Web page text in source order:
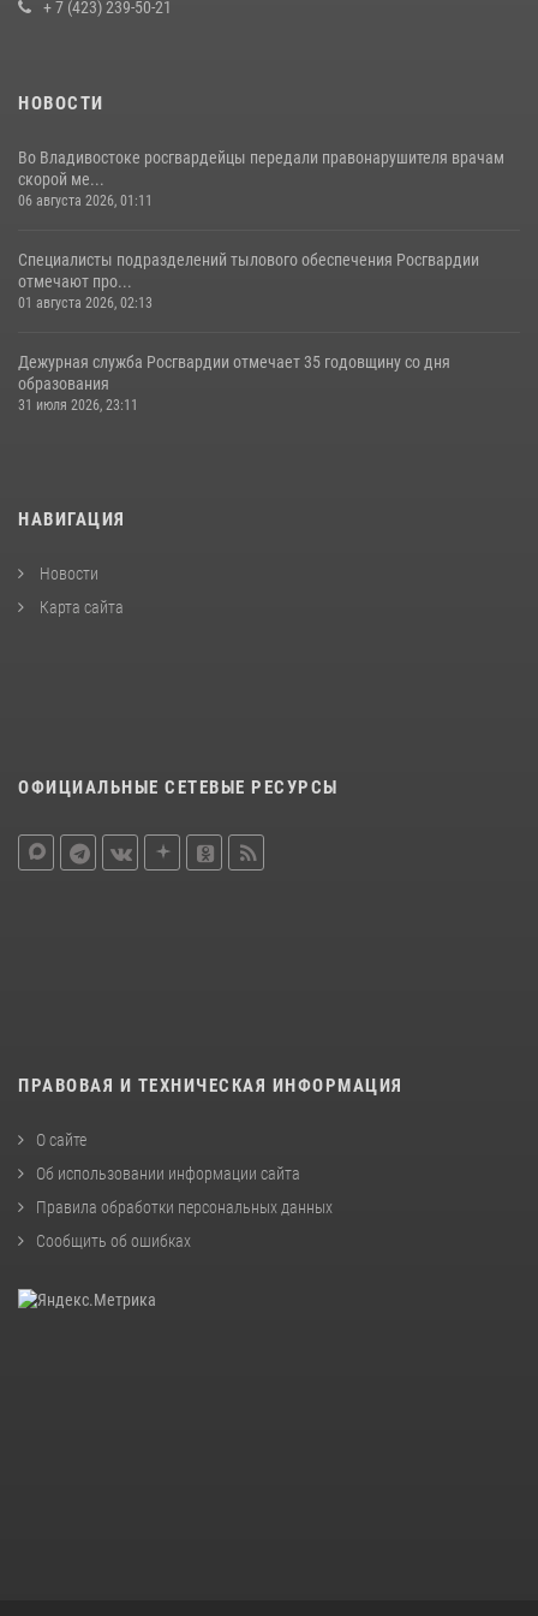
+ 7 (423) 239-50-21
НОВОСТИ
Во Владивостоке росгвардейцы передали правонарушителя врачам
скорой ме...
06 августа 2026, 01:11
Специалисты подразделений тылового обеспечения Росгвардии
отмечают про...
01 августа 2026, 02:13
Дежурная служба Росгвардии отмечает 35 годовщину со дня
образования
31 июля 2026, 23:11
НАВИГАЦИЯ
Новости
Карта сайта
ОФИЦИАЛЬНЫЕ СЕТЕВЫЕ РЕСУРСЫ
ПРАВОВАЯ И ТЕХНИЧЕСКАЯ ИНФОРМАЦИЯ
О сайте
Об использовании информации сайта
Правила обработки персональных данных
Сообщить об ошибках